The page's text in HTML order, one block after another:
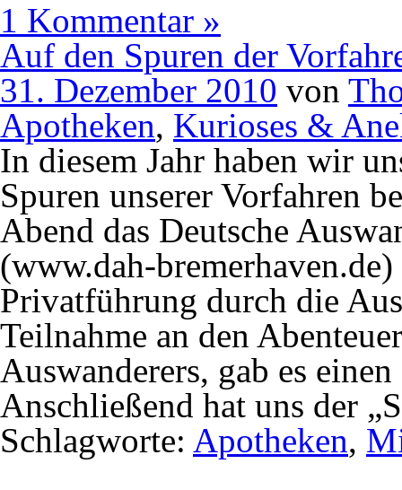
1 Kommentar »
Auf den Spuren der
31. Dezember 2010 von
Apotheken, Kurioses &
In diesem Jahr haben wir
Spuren unserer Vorfahren
Abend das Deutsche
(www.dah-
Privatführung durch die
Teilnahme an den
Auswanderers, gab es
Anschließend hat uns der
Schlagworte: Apotheken,